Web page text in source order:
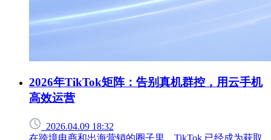
2026年TikTok矩阵：告别真机群控，用云手机
高效运营
2026.04.09 18:32
在跨境电商和出海营销的圈子里，TikTok 已经成为获取